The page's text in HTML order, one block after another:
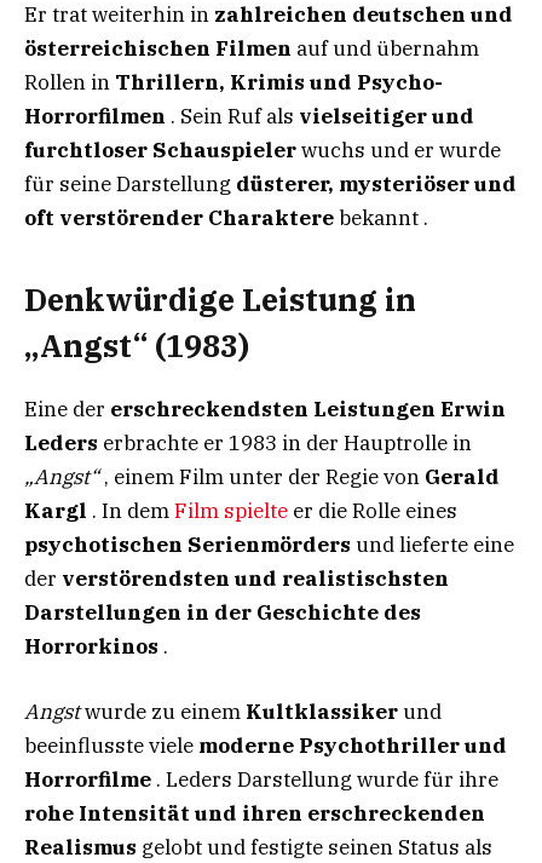
Er trat weiterhin in zahlreichen deutschen und
österreichischen Filmen auf und übernahm
Rollen in Thrillern, Krimis und Psycho-
Horrorfilmen . Sein Ruf als vielseitiger und
furchtloser Schauspielerwuchs und er wurde
für seine Darstellung düsterer, mysteriöser und
oft verstörender Charakterebekannt .
Denkwürdige Leistung in
„Angst“ (1983)
Eine der erschreckendsten Leistungen Erwin
Leders erbrachte er 1983 in der Hauptrolle in
„Angst“, einem Film unter der Regie von Gerald
Kargl . In demFilm spielte er die Rolle eines
psychotischen Serienmörders und lieferte eine
der verstörendsten und realistischsten
Darstellungen in der Geschichte des
Horrorkinos .
Angstwurde zu einem Kultklassikerund
beeinflusste viele moderne Psychothriller und
Horrorfilme . Leders Darstellung wurde für ihre
rohe Intensität und ihren erschreckenden
Realismus gelobt und festigte seinen Status als